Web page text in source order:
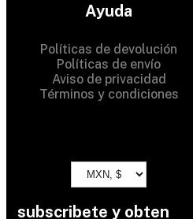
Ayuda
Políticas de devolución
Políticas de envío
Aviso de privacidad
Términos y condiciones
subscribete y obten